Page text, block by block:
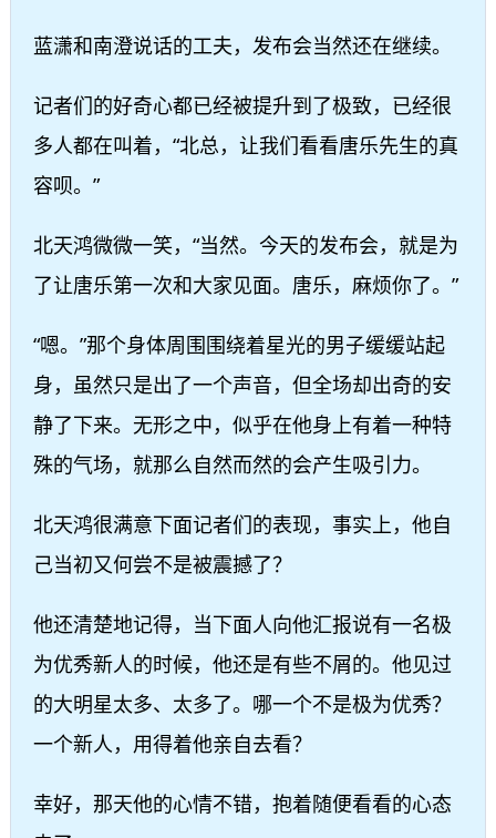
蓝潇和南澄说话的工夫，发布会当然还在继续。
记者们的好奇心都已经被提升到了极致，已经很
多人都在叫着，“北总，让我们看看唐乐先生的真
容呗。”
北天鸿微微一笑，“当然。今天的发布会，就是为
了让唐乐第一次和大家见面。唐乐，麻烦你了。”
“嗯。”那个身体周围围绕着星光的男子缓缓站起
身，虽然只是出了一个声音，但全场却出奇的安
静了下来。无形之中，似乎在他身上有着一种特
殊的气场，就那么自然而然的会产生吸引力。
北天鸿很满意下面记者们的表现，事实上，他自
己当初又何尝不是被震撼了？
他还清楚地记得，当下面人向他汇报说有一名极
为优秀新人的时候，他还是有些不屑的。他见过
的大明星太多、太多了。哪一个不是极为优秀？
一个新人，用得着他亲自去看？
幸好，那天他的心情不错，抱着随便看看的心态